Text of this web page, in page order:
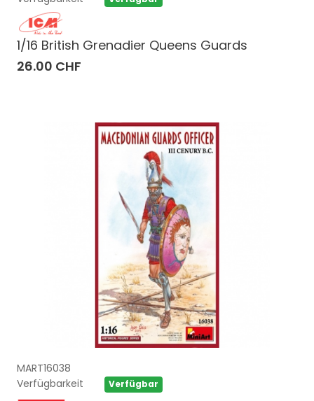
1/16 British Grenadier Queens Guards
26.00 CHF
MART16038
Verfügbarkeit
Verfügbar